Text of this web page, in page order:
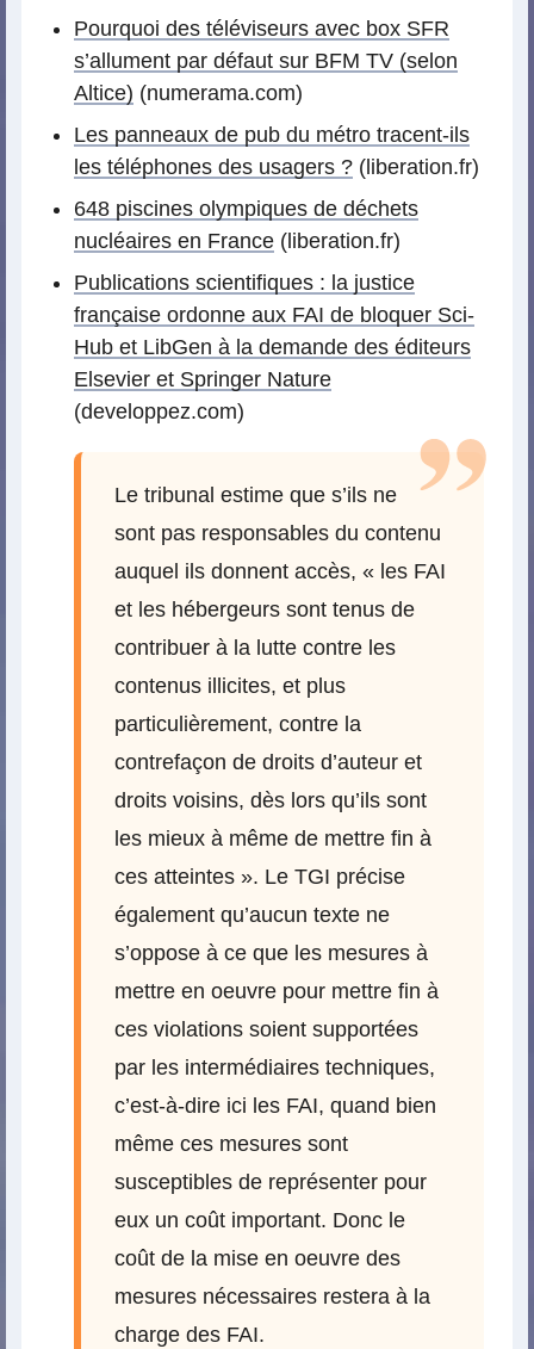
Pourquoi des téléviseurs avec box SFR
s’allument par défaut sur BFM TV (selon
Altice) (numerama.com)
Les panneaux de pub du métro tracent-ils
les téléphones des usagers ? (liberation.fr)
648 piscines olympiques de déchets
nucléaires en France (liberation.fr)
Publications scientifiques : la justice
française ordonne aux FAI de bloquer Sci-
Hub et LibGen à la demande des éditeurs
Elsevier et Springer Nature
(developpez.com)
Le tribunal estime que s’ils ne
sont pas responsables du contenu
auquel ils donnent accès, « les FAI
et les hébergeurs sont tenus de
contribuer à la lutte contre les
contenus illicites, et plus
particulièrement, contre la
contrefaçon de droits d’auteur et
droits voisins, dès lors qu’ils sont
les mieux à même de mettre fin à
ces atteintes ». Le TGI précise
également qu’aucun texte ne
s’oppose à ce que les mesures à
mettre en oeuvre pour mettre fin à
ces violations soient supportées
par les intermédiaires techniques,
c’est-à-dire ici les FAI, quand bien
même ces mesures sont
susceptibles de représenter pour
eux un coût important. Donc le
coût de la mise en oeuvre des
mesures nécessaires restera à la
charge des FAI.